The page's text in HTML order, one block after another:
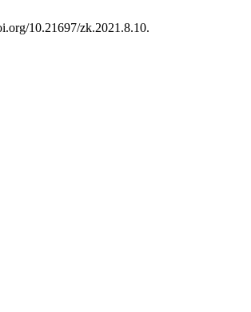
10.21697/zk.2021.8.10.